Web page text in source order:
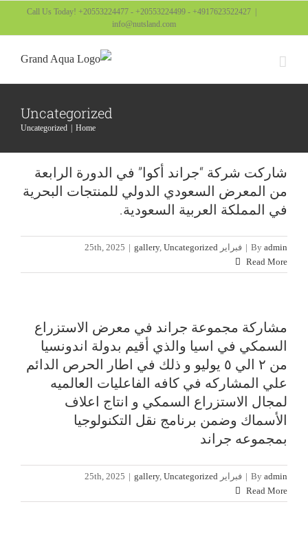
Call Us Today! +20553224477 - +20553224499 - +4917623522427
info@nutsland.com
Uncategorized
Home
Uncategorized
شاركت شركة “جراند أكوا” في الدورة الرابعة
من المعرض السعودي الدولي للمنتجات البحرية
في المملكة العربية السعودية.
By admin
| فبراير 25th, 2025 | gallery, Uncategorized
Read More
مشاركة مجموعة جراند في معرض الاستزراع
السمكي في اسيا والذي أقيم بدولة اندونسيا
من ٢ الي ٥ يوليو و ذلك في اطار الحرص الدائم
علي المشاركه في كافه الفاعليات العالميه
لمجال الاستزراع السمكي و انتاج اعلاف
الأسماك وضمن برنامج نقل التكنولوجيا
بمجموعه جراند
By admin
| فبراير 25th, 2025 | gallery, Uncategorized
Read More